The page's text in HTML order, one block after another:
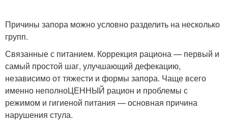
Причины запора можно условно разделить на несколько
групп.
Связанные с питанием. Коррекция рациона — первый и
самый простой шаг, улучшающий дефекацию,
независимо от тяжести и формы запора. Чаще всего
именно неполноЦЕННЫЙ рацион и проблемы с
режимом и гигиеной питания — основная причина
нарушения стула.